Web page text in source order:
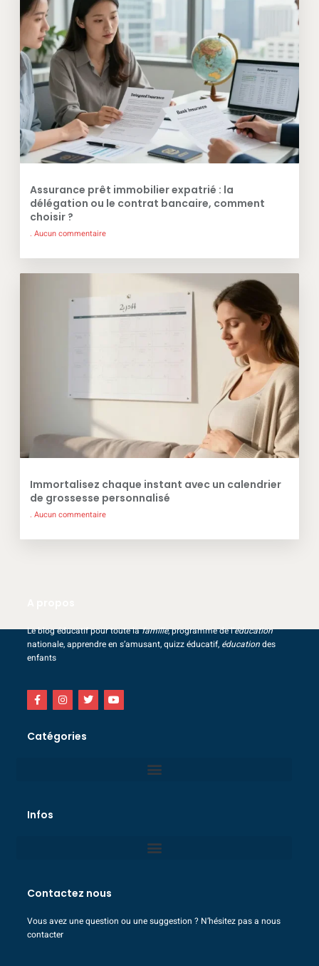
Assurance prêt immobilier expatrié : la
délégation ou le contrat bancaire, comment
choisir ?
Aucun commentaire
Immortalisez chaque instant avec un calendrier
de grossesse personnalisé
Aucun commentaire
Le blog éducatif pour toute lafamille, programme de l’éducation
nationale, apprendre en s’amusant, quizz éducatif, éducationdes
enfants
Catégories
Infos
Contactez nous
Vous avez une question ou une suggestion ? N’hésitez pas a nous
contacter